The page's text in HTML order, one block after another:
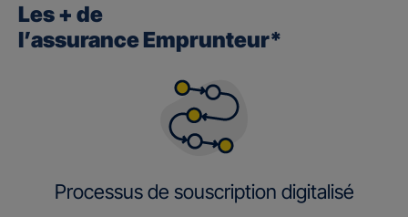
Les + de
l’assurance Emprunteur*
Processus de souscription digitalisé